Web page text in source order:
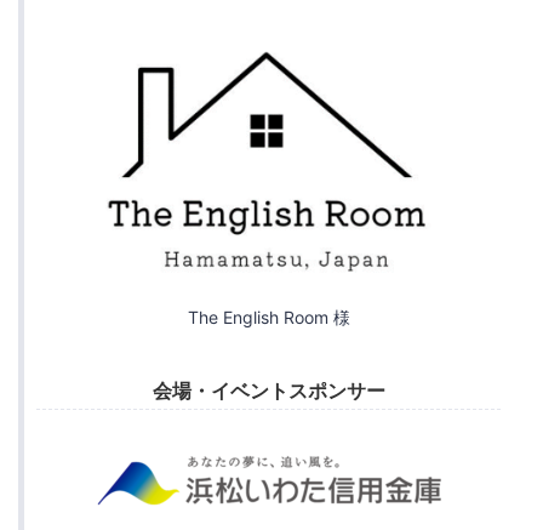
The English Room 様
会場・イベントスポンサー